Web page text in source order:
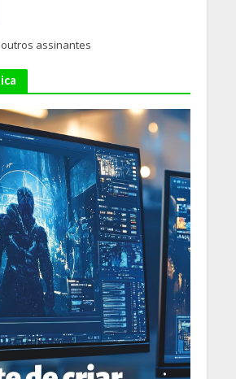
assinantes